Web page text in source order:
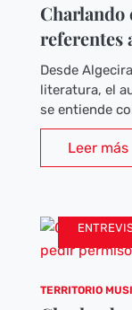
Charlando
referentes
Desde
literatura, el
se entiende
Leer más
TERRITORIO